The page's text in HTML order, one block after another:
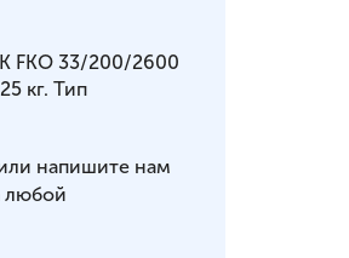
FKO 33/200/2600
кг. Тип
напишите нам
любой